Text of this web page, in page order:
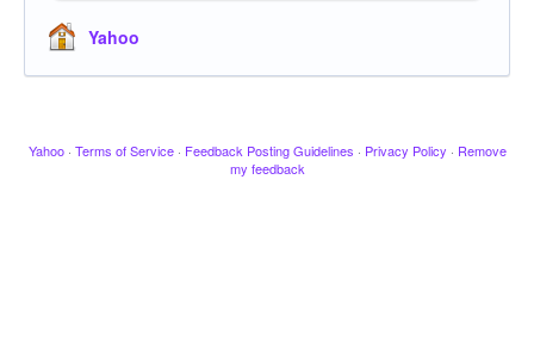
Yahoo
Yahoo · Terms of Service · Feedback Posting Guidelines · Privacy Policy · Remove
my feedback